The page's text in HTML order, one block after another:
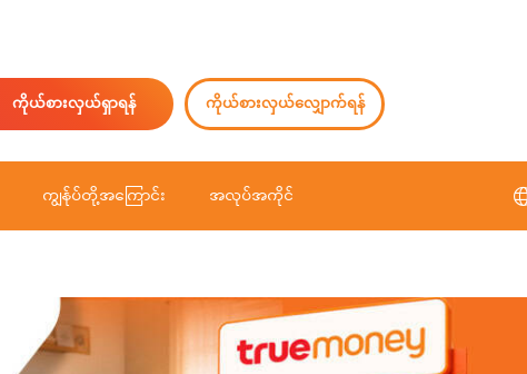
ကိုယ်စားလှယ်ရှာရန် ကိုယ်စားလှယ်လျှောက်ရန်
ကျွန်ုပ်တို့အကြောင်း အလုပ်အကိုင်